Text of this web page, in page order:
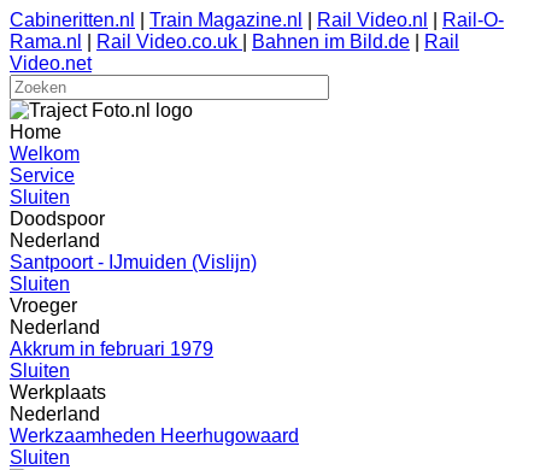
Cabineritten.nl Train Magazine.nl Rail Video.nl
Rail-O-
Rama.nl
Rail Video.co.uk Bahnen im Bild.de
Rail
Video.net
Home
Welkom
Service
Sluiten
Doodspoor
Nederland
Santpoort - IJmuiden (Vislijn)
Sluiten
Vroeger
Nederland
Akkrum in februari 1979
Sluiten
Werkplaats
Nederland
Werkzaamheden Heerhugowaard
Sluiten